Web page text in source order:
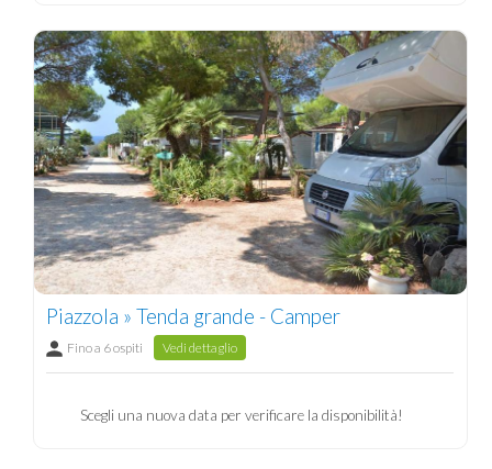
Piazzola » Tenda grande - Camper
Fino a 6 ospiti Vedi dettaglio
Scegli una nuova data per verificare la disponibilità!